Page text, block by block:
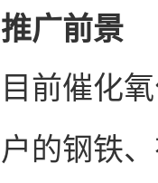
推广前景
目前催化
户的钢铁